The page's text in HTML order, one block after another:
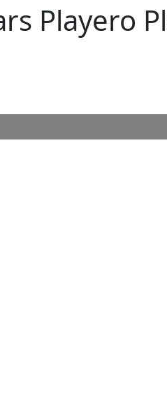
Playero